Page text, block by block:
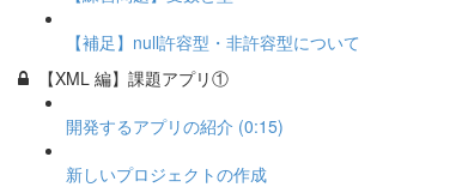
【補足】null許容型・非許容型について
【XML 編】課題アプリ①
開発するアプリの紹介 (0:15)
新しいプロジェクトの作成